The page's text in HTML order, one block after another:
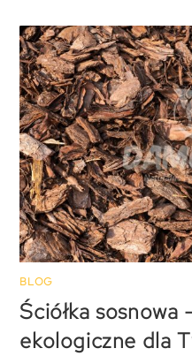
BLOG
Ściółka sosnowa
ekologiczne dla